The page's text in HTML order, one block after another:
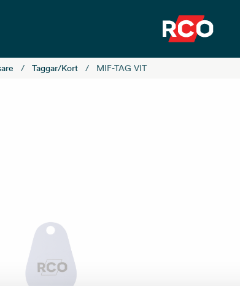
Taggar/kort MIF-TAG VIT